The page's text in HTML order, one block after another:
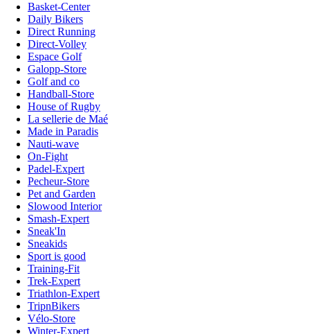
Basket-Center
Daily Bikers
Direct Running
Direct-Volley
Espace Golf
Galopp-Store
Golf and co
Handball-Store
House of Rugby
La sellerie de Maé
Made in Paradis
Nauti-wave
On-Fight
Padel-Expert
Pecheur-Store
Pet and Garden
Slowood Interior
Smash-Expert
Sneak'In
Sneakids
Sport is good
Training-Fit
Trek-Expert
Triathlon-Expert
TripnBikers
Vélo-Store
Winter-Expert